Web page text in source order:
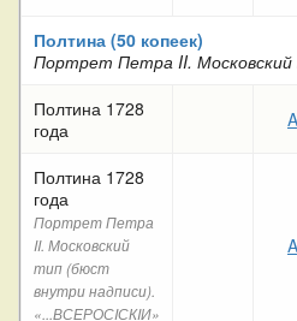
Полтина (50 копеек)
Портрет Петра II. Московский
Полтина 1728
года
Полтина 1728
года
Портрет Петра
II. Московский
тип (бюст
внутри надписи).
«...ВСЕРОСIСКIИ»